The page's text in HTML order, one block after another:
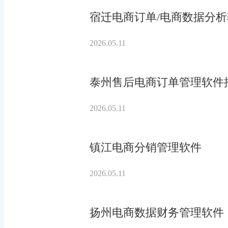
宿迁电商订单/电商数据分
2026.05.11
泰州售后电商订单管理软件
2026.05.11
镇江电商分销管理软件
2026.05.11
扬州电商数据财务管理软件